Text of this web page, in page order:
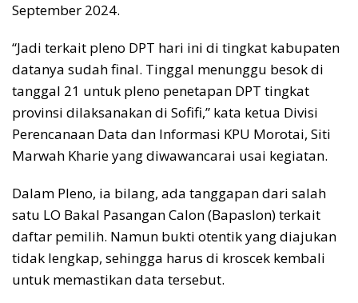
September 2024.
“Jadi terkait pleno DPT hari ini di tingkat kabupaten
datanya sudah final. Tinggal menunggu besok di
tanggal 21 untuk pleno penetapan DPT tingkat
provinsi dilaksanakan di Sofifi,” kata ketua Divisi
Perencanaan Data dan Informasi KPU Morotai, Siti
Marwah Kharie yang diwawancarai usai kegiatan.
Dalam Pleno, ia bilang, ada tanggapan dari salah
satu LO Bakal Pasangan Calon (Bapaslon) terkait
daftar pemilih. Namun bukti otentik yang diajukan
tidak lengkap, sehingga harus di kroscek kembali
untuk memastikan data tersebut.